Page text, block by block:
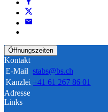
Öffnungszeiten
Kontakt
E-Mail stabs@bs.ch
Kanzlei +41 61 267 86 01
Adresse
Links